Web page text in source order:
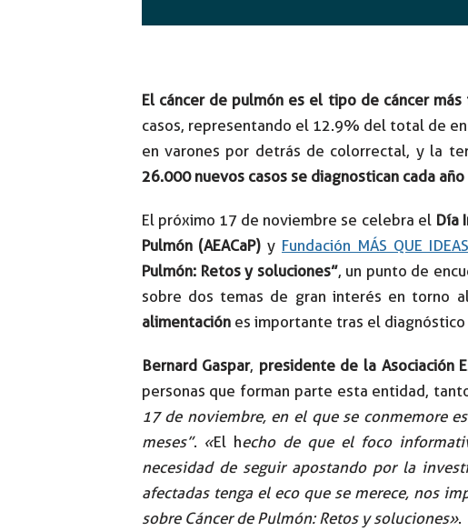
El cáncer de pulmón es el tipo de cáncer
casos, representando el 12.9% del total de
en varones por detrás de colorrectal, y la
26.000 nuevos casos se diagnostican cada
El próximo 17 de noviembre se celebra el Día
Pulmón (AEACaP) y Fundación MÁS QUE IDEAS
Pulmón: Retos y soluciones”, un punto de
sobre dos temas de gran interés en torno
alimentaciónes importante tras el diagnóstico
Bernard Gaspar, presidente de la Asociación
personas que forman parte esta entidad,
17 de noviembre, en el que se conmemore
meses”. «El hecho de que el foco
necesidad de seguir apostando por la
afectadas tenga el eco que se merece, nos
sobre Cáncer de Pulmón: Retos y soluciones».